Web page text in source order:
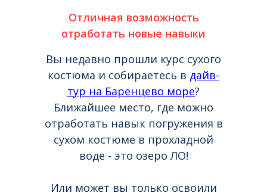
Вы недавно прошли курс сухого
костюма и собираетесь в дайв-
тур на Баренцево море?
Ближайшее место, где можно
отработать навык погружения в
сухом костюме в прохладной
воде - это озеро ЛО!
Или может вы только освоили
Отличная возможность
отработать новые навыки